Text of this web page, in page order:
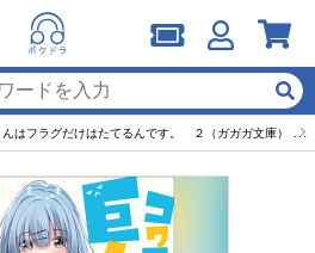
はフラグだけはたてるんです。 ２（ガガガ文庫）